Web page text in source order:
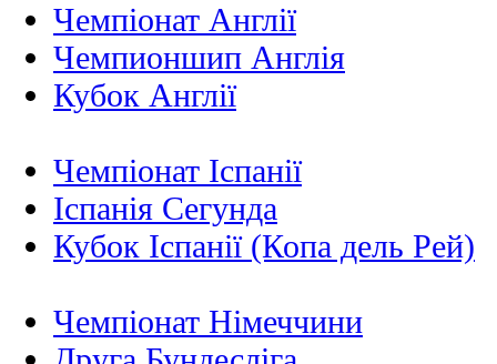
Чемпіонат Англії
Чемпионшип Англія
Кубок Англії
Чемпіонат Іспанії
Іспанія Сегунда
Кубок Іспанії (Копа дель Рей)
Чемпіонат Німеччини